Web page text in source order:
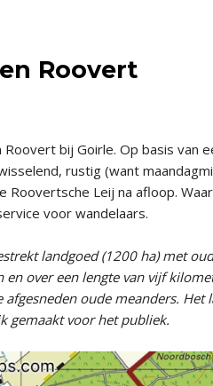
Roovert
bij Goirle. Op basis van
rustig (want
Leij na afloop.
voor wandelaars.
landgoed (1200 ha) met
over een lengte van vijf
oude meanders. Het
gemaakt voor het publiek.